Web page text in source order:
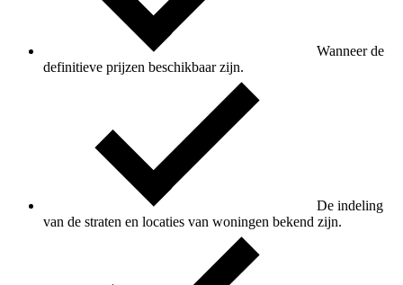
Wanneer de
definitieve prijzen beschikbaar zijn.
De indeling
van de straten en locaties van woningen bekend zijn.